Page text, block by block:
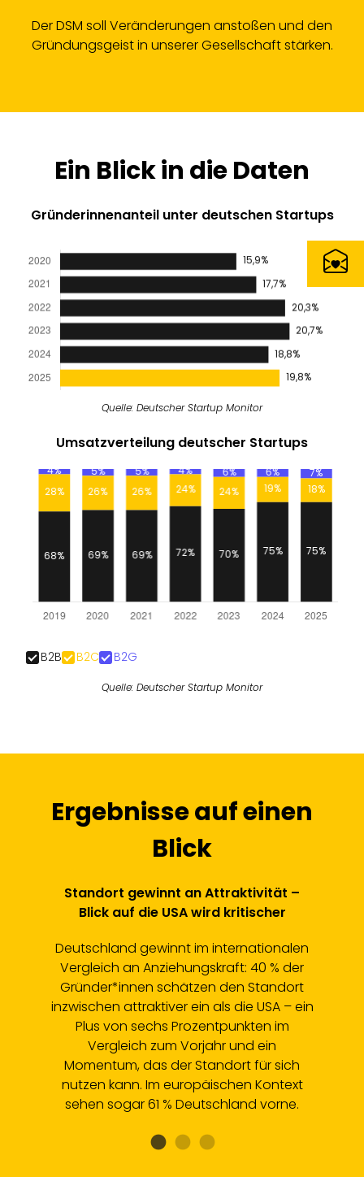
Der DSM soll Veränderungen anstoßen und den
Gründungsgeist in unserer Gesellschaft stärken.
Ein Blick in die Daten
Gründerinnenanteil unter deutschen Startups
Quelle: Deutscher Startup Monitor
Umsatzverteilung deutscher Startups
B2B B2C B2G
Quelle: Deutscher Startup Monitor
Ergebnisse auf einen
Blick
Standort gewinnt an Attraktivität –
Blick auf die USA wird kritischer
Deutschland gewinnt im internationalen
Vergleich an Anziehungskraft: 40 % der
Gründer*innen schätzen den Standort
inzwischen attraktiver ein als die USA – ein
Plus von sechs Prozentpunkten im
Vergleich zum Vorjahr und ein
Momentum, das der Standort für sich
nutzen kann. Im europäischen Kontext
sehen sogar 61 % Deutschland vorne.